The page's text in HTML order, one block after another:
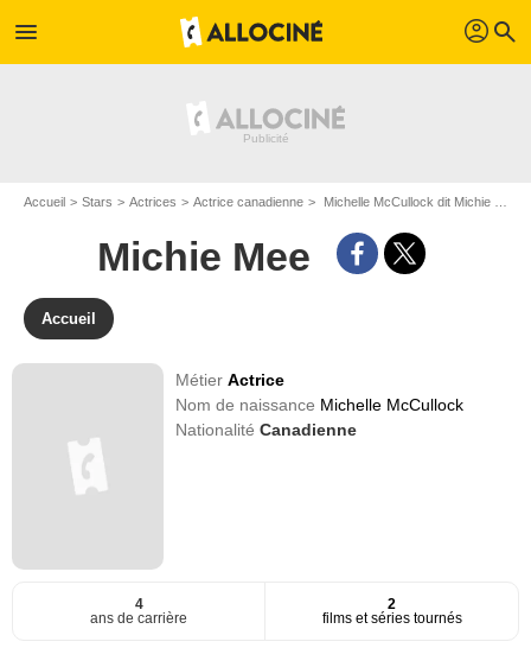
menu profil search
Accueil Stars Actrices Actrice canadienne Michelle McCullock dit Michie Mee
Michie Mee
Accueil
MétierActrice
Nom de naissance Michelle McCullock
NationalitéCanadienne
4
ans de carrière
2
films et séries tournés